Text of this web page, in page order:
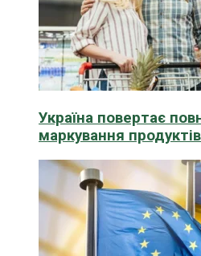
Україна повертає
маркування